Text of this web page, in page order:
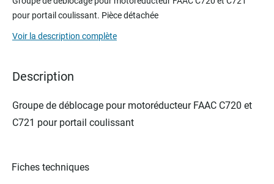
beginning
of
gallery
pour portail coulissant. Pièce détachée
Voir la description complète
Description
Groupe de déblocage pour motoréducteurFAAC C720 et
C721 pour portail coulissant
Fiches techniques